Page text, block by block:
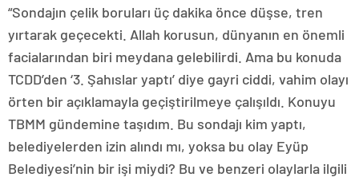
“Sondajın çelik boruları üç dakika önce düşse, tren
yırtarak geçecekti. Allah korusun, dünyanın en önemli
facialarından biri meydana gelebilirdi. Ama bu konuda
TCDD’den ‘3. Şahıslar yaptı’ diye gayri ciddi, vahim olayı
örten bir açıklamayla geçiştirilmeye çalışıldı. Konuyu
TBMM gündemine taşıdım. Bu sondajı kim yaptı,
belediyelerden izin alındı mı, yoksa bu olay Eyüp
Belediyesi’nin bir işi miydi? Bu ve benzeri olaylarla ilgili